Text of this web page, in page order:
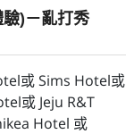
)－亂打秀
或 Sims Hotel或
或 Jeju R&T
Hotel 或